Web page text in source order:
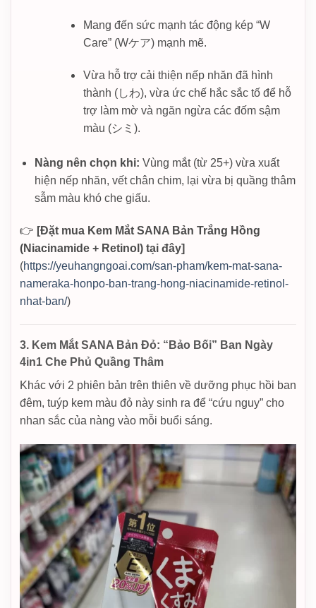
Mang đến sức mạnh tác động kép “W
Care” (Wケア) mạnh mẽ.
Vừa hỗ trợ cải thiện nếp nhăn đã hình
thành (しわ), vừa ức chế hắc sắc tố để hỗ
trợ làm mờ và ngăn ngừa các đốm sậm
màu (シミ).
Nàng nên chọn khi: Vùng mắt (từ 25+) vừa xuất
hiện nếp nhăn, vết chân chim, lại vừa bị quầng thâm
sẫm màu khó che giấu.
👉 [Đặt mua Kem Mắt SANA Bản Trắng Hồng
(Niacinamide + Retinol) tại đây]
(https://yeuhangngoai.com/san-pham/kem-mat-sana-
nameraka-honpo-ban-trang-hong-niacinamide-retinol-
nhat-ban/)
3. Kem Mắt SANA Bản Đỏ: “Bảo Bối” Ban Ngày
4in1 Che Phủ Quầng Thâm
Khác với 2 phiên bản trên thiên về dưỡng phục hồi ban
đêm, tuýp kem màu đỏ này sinh ra để “cứu nguy” cho
nhan sắc của nàng vào mỗi buổi sáng.